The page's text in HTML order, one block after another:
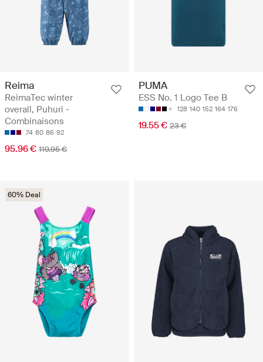
Reima
ReimaTec winter
overall, Puhuri -
Combinaisons
74 80 86 92
95.96 € 119.95 €
PUMA
ESS No. 1 Logo Tee B
128 140 152 164 176
19.55 € 23 €
60% Deal